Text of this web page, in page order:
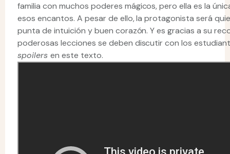
familia con muchos poderes mágicos, pero ella es la
esos encantos. A pesar de ello, la protagonista será
punta de intuición y buen corazón. Y es gracias a su
poderosas lecciones se deben discutir con los
spoilers en este texto.